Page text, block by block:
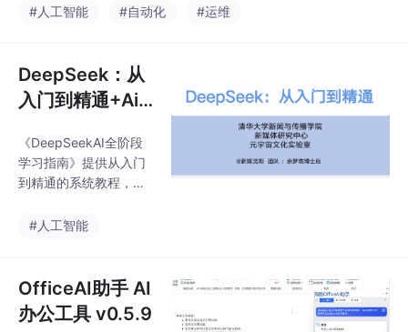
解字节跳动Coze平台，
松掌握。聚焦营销、客
服、数据分析等场景，
通过真实案例教你构
工作自动化，专注高价
值任务。掌握这一技能
将成为职场核心竞争
而出。课程资源已在百
#人工智能 #自动化 #运维
DeepSeek：从
入门到精通+Ai
《DeepSeekAI全阶段
学习指南》提供从入门
到精通的系统教程，包
用，并整合实用AI指令
网盘（密码tfnk）、夸
克网盘或迅雷网盘（密
码ubwp）获取，助力
#人工智能
OfficeAI助手 AI
办公工具 v0.5.9